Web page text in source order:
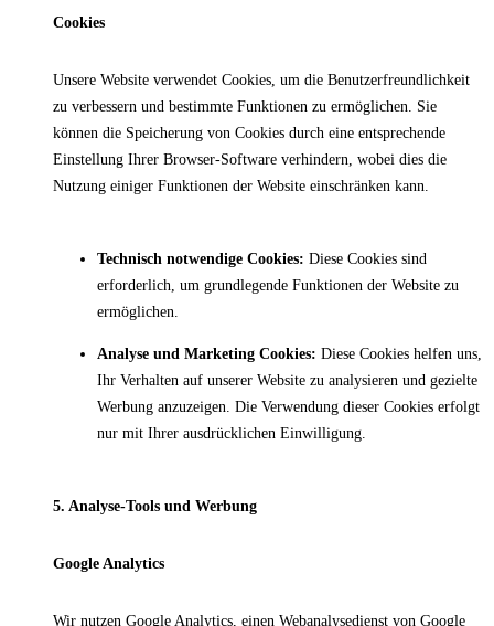
Cookies
Unsere Website verwendet Cookies, um die Benutzerfreundlichkeit
zu verbessern und bestimmte Funktionen zu ermöglichen. Sie
können die Speicherung von Cookies durch eine entsprechende
Einstellung Ihrer Browser-Software verhindern, wobei dies die
Nutzung einiger Funktionen der Website einschränken kann.
Technisch notwendige Cookies: Diese Cookies sind
erforderlich, um grundlegende Funktionen der Website zu
ermöglichen.
Analyse und Marketing Cookies: Diese Cookies helfen uns,
Ihr Verhalten auf unserer Website zu analysieren und gezielte
Werbung anzuzeigen. Die Verwendung dieser Cookies erfolgt
nur mit Ihrer ausdrücklichen Einwilligung.
5. Analyse-Tools und Werbung
Google Analytics
Wir nutzen Google Analytics, einen Webanalysedienst von Google